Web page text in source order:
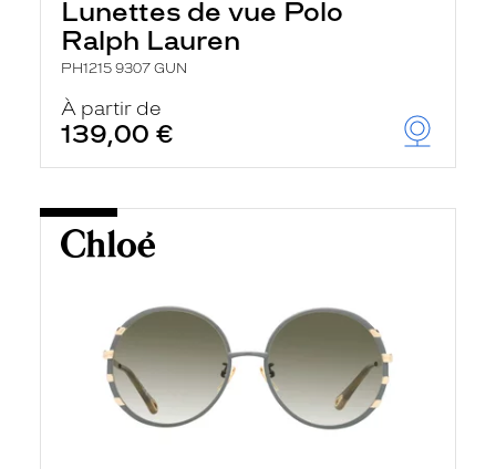
Lunettes de vue Polo
Ralph Lauren
PH1215 9307 GUN
À partir de
139,00 €